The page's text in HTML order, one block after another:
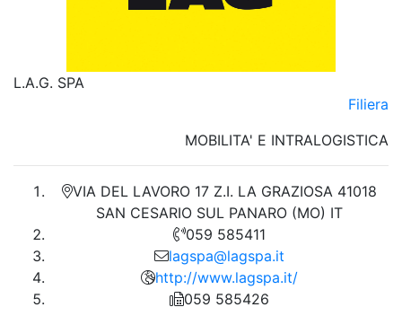
L.A.G. SPA
Filiera
MOBILITA' E INTRALOGISTICA
VIA DEL LAVORO 17 Z.I. LA GRAZIOSA 41018
SAN CESARIO SUL PANARO (MO) IT
059 585411
lagspa@lagspa.it
http://www.lagspa.it/
059 585426